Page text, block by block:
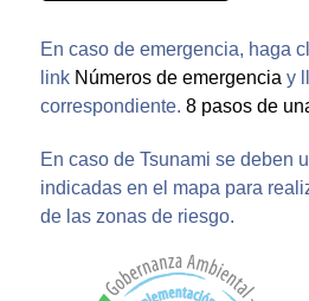
En caso de emergencia, haga
link Números de emergencia y
correspondiente. 8 pasos de
En caso de Tsunami se deben
indicadas en el mapa para
de las zonas de riesgo.